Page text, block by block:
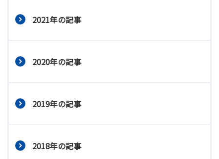
2021年の記事
2020年の記事
2019年の記事
2018年の記事